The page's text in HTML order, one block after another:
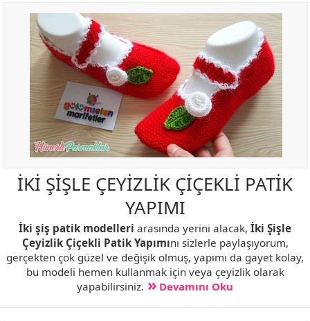
İKİ ŞİŞLE ÇEYİZLİK ÇİÇEKLİ PATİK
YAPIMI
İki şiş patik modelleri arasında yerini alacak, İki Şişle
Çeyizlik Çiçekli Patik Yapımını sizlerle paylaşıyorum,
gerçekten çok güzel ve değişik olmuş, yapımı da gayet kolay,
bu modeli hemen kullanmak için veya çeyizlik olarak
yapabilirsiniz.
Devamını Oku